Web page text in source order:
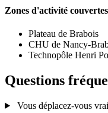
Zones d'activité couvertes
Plateau de Brabois
CHU de Nancy-
Technopôle Henri
Questions
Vous déplacez-vous